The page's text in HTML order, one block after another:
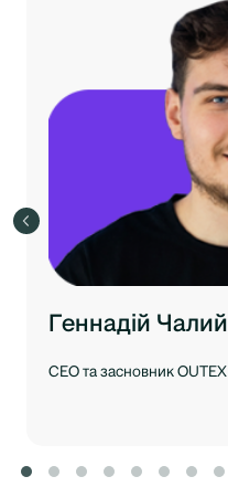
Геннадій Чалий
CEO та засновник OUTEX